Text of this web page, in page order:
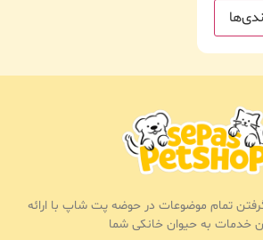
تمام موضوعات در حوضه پت شاپ با ارائه
خدمات به حیوان خانکی شما